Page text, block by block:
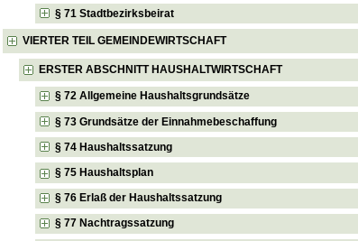
§ 71 Stadtbezirksbeirat
VIERTER TEIL GEMEINDEWIRTSCHAFT
ERSTER ABSCHNITT HAUSHALTWIRTSCHAFT
§ 72 Allgemeine Haushaltsgrundsätze
§ 73 Grundsätze der Einnahmebeschaffung
§ 74 Haushaltssatzung
§ 75 Haushaltsplan
§ 76 Erlaß der Haushaltssatzung
§ 77 Nachtragssatzung